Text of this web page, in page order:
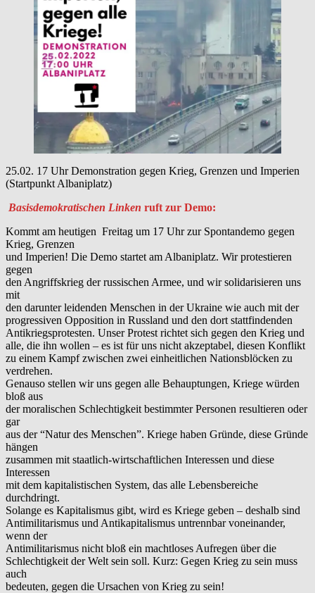
25.02. 17 Uhr Demonstration gegen Krieg, Grenzen und Imperien
(Startpunkt Albaniplatz)
Basisdemokratischen Linken ruft zur Demo:
Kommt am heutigen Freitag um 17 Uhr zur Spontandemo gegen
Krieg, Grenzen
und Imperien! Die Demo startet am Albaniplatz. Wir protestieren
gegen
den Angriffskrieg der russischen Armee, und wir solidarisieren uns
mit
den darunter leidenden Menschen in der Ukraine wie auch mit der
progressiven Opposition in Russland und den dort stattfindenden
Antikriegsprotesten. Unser Protest richtet sich gegen den Krieg und
alle, die ihn wollen – es ist für uns nicht akzeptabel, diesen Konflikt
zu einem Kampf zwischen zwei einheitlichen Nationsblöcken zu
verdrehen.
Genauso stellen wir uns gegen alle Behauptungen, Kriege würden
bloß aus
der moralischen Schlechtigkeit bestimmter Personen resultieren oder
gar
aus der “Natur des Menschen”. Kriege haben Gründe, diese Gründe
hängen
zusammen mit staatlich-wirtschaftlichen Interessen und diese
Interessen
mit dem kapitalistischen System, das alle Lebensbereiche
durchdringt.
Solange es Kapitalismus gibt, wird es Kriege geben – deshalb sind
Antimilitarismus und Antikapitalismus untrennbar voneinander,
wenn der
Antimilitarismus nicht bloß ein machtloses Aufregen über die
Schlechtigkeit der Welt sein soll. Kurz: Gegen Krieg zu sein muss
auch
bedeuten, gegen die Ursachen von Krieg zu sein!